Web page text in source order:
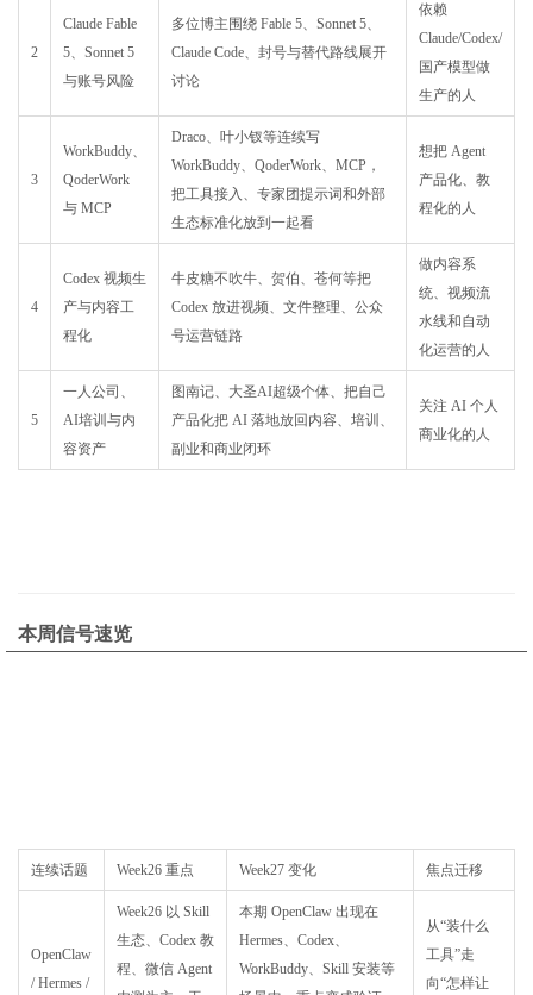
2
Claude Fable
5、Sonnet 5
与账号风险
多位博主围绕 Fable 5、Sonnet 5、
Claude Code、封号与替代路线展开
讨论
依赖
Claude/Codex/
国产模型做
生产的人
3
WorkBuddy、
QoderWork
与 MCP
Draco、叶小钗等连续写
WorkBuddy、QoderWork、MCP，
把工具接入、专家团提示词和外部
生态标准化放到一起看
想把 Agent
产品化、教
程化的人
4
Codex 视频生
产与内容工
程化
牛皮糖不吹牛、贺伯、苍何等把
Codex 放进视频、文件整理、公众
号运营链路
做内容系
统、视频流
水线和自动
化运营的人
5
一人公司、
AI培训与内
容资产
图南记、大圣AI超级个体、把自己
产品化把 AI 落地放回内容、培训、
副业和商业闭环
关注 AI 个人
商业化的人
本周信号速览
连续话题 Week26 重点 Week27 变化 焦点迁移
OpenClaw
/ Hermes /
Week26 以 Skill
生态、Codex 教
程、微信 Agent
本期 OpenClaw 出现在
Hermes、Codex、
WorkBuddy、Skill 安装等
从“装什么
工具”走
向“怎样让